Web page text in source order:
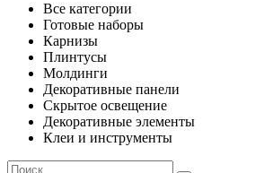
Все категории
Готовые наборы
Карнизы
Плинтусы
Молдинги
Декоративные панели
Скрытое освещение
Декоративные элементы
Клеи и инструменты